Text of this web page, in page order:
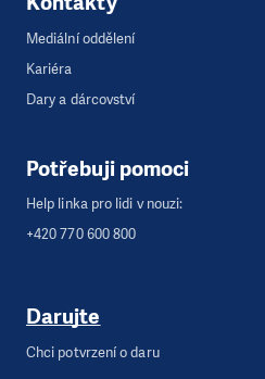
Mediální oddělení
Kariéra
Dary a dárcovství
Potřebuji pomoci
Help linka pro lidi v nouzi:
+420 770 600 800
Darujte
Chci potvrzení o daru